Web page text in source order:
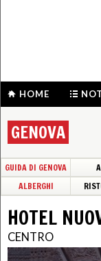
HOME
GENOVA
GUIDA DI GENOVA
ALBERGHI
HOTEL
CENTRO